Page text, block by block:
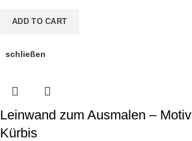
ADD TO CART
schließen
Leinwand zum Ausmalen – Motiv
Kürbis